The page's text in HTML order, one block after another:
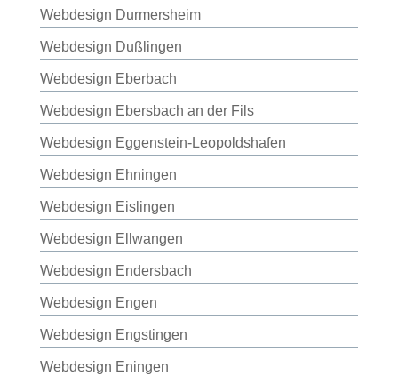
Webdesign Durmersheim
Webdesign Dußlingen
Webdesign Eberbach
Webdesign Ebersbach an der Fils
Webdesign Eggenstein-Leopoldshafen
Webdesign Ehningen
Webdesign Eislingen
Webdesign Ellwangen
Webdesign Endersbach
Webdesign Engen
Webdesign Engstingen
Webdesign Eningen